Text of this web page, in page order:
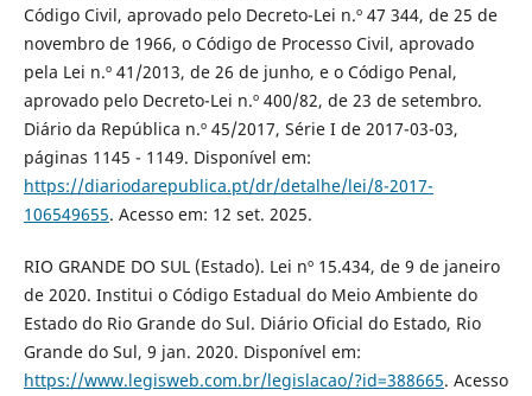
Código Civil, aprovado pelo Decreto-Lei n.º 47 344, de 25 de
novembro de 1966, o Código de Processo Civil, aprovado
pela Lei n.º 41/2013, de 26 de junho, e o Código Penal,
aprovado pelo Decreto-Lei n.º 400/82, de 23 de setembro.
Diário da República n.º 45/2017, Série I de 2017-03-03,
páginas 1145 - 1149. Disponível em:
https://diariodarepublica.pt/dr/detalhe/lei/8-2017-
106549655. Acesso em: 12 set. 2025.
RIO GRANDE DO SUL (Estado). Lei nº 15.434, de 9 de janeiro
de 2020. Institui o Código Estadual do Meio Ambiente do
Estado do Rio Grande do Sul. Diário Oficial do Estado, Rio
Grande do Sul, 9 jan. 2020. Disponível em:
https://www.legisweb.com.br/legislacao/?id=388665. Acesso